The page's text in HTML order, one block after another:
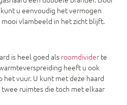
u eenvoudig het vermogen
vlambeeld in het zicht blijft.
is heel goed als roomdivider te
heeft u ook
het vuur. U kunt met deze haard
ruimtes die toch met elkaar